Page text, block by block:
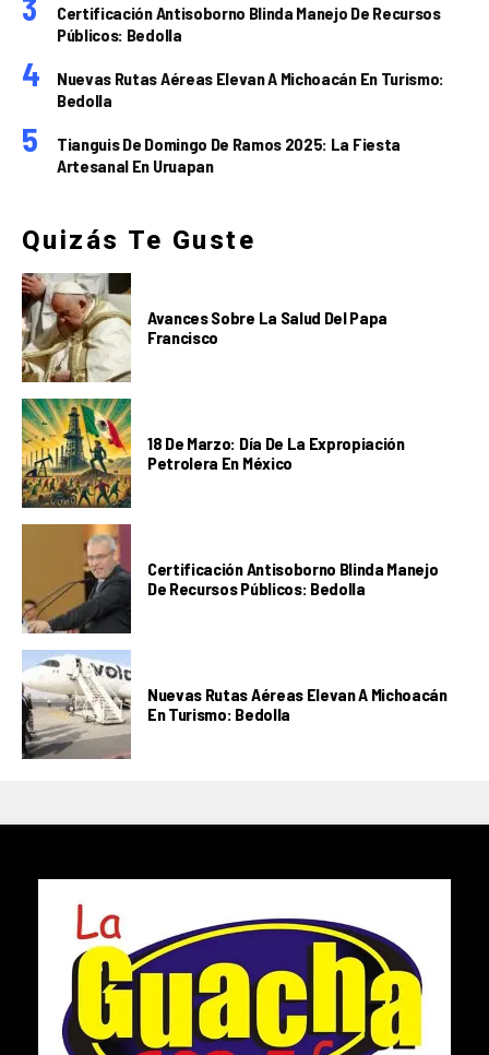
Certificación Antisoborno Blinda Manejo De Recursos
Públicos: Bedolla
Nuevas Rutas Aéreas Elevan A Michoacán En Turismo:
Bedolla
Tianguis De Domingo De Ramos 2025: La Fiesta
Artesanal En Uruapan
Quizás Te Guste
Avances Sobre La Salud Del Papa
Francisco
18 De Marzo: Día De La Expropiación
Petrolera En México
Certificación Antisoborno Blinda Manejo
De Recursos Públicos: Bedolla
Nuevas Rutas Aéreas Elevan A Michoacán
En Turismo: Bedolla